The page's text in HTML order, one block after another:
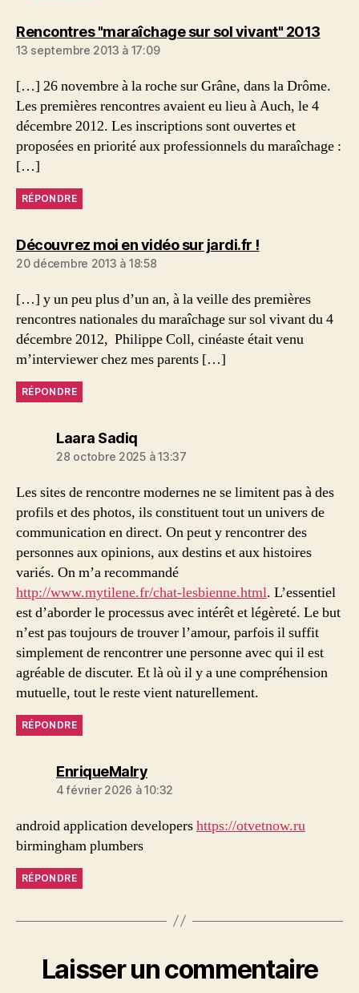
Rencontres "maraîchage sur sol vivant" 2013dit :
13 septembre 2013 à 17:09
[…] 26 novembre à la roche sur Grâne, dans la Drôme.
Les premières rencontres avaient eu lieu à Auch, le 4
décembre 2012. Les inscriptions sont ouvertes et
proposées en priorité aux professionnels du maraîchage :
[…]
RÉPONDRE
Découvrez moi en vidéo sur jardi.fr !dit :
20 décembre 2013 à 18:58
[…] y un peu plus d’un an, à la veille des premières
rencontres nationales du maraîchage sur sol vivant du 4
décembre 2012, Philippe Coll, cinéaste était venu
m’interviewer chez mes parents […]
RÉPONDRE
Laara Sadiqdit :
28 octobre 2025 à 13:37
Les sites de rencontre modernes ne se limitent pas à des
profils et des photos, ils constituent tout un univers de
communication en direct. On peut y rencontrer des
personnes aux opinions, aux destins et aux histoires
variés. On m’a recommandé
http://www.mytilene.fr/chat-lesbienne.html. L’essentiel
est d’aborder le processus avec intérêt et légèreté. Le but
n’est pas toujours de trouver l’amour, parfois il suffit
simplement de rencontrer une personne avec qui il est
agréable de discuter. Et là où il y a une compréhension
mutuelle, tout le reste vient naturellement.
RÉPONDRE
EnriqueMalrydit :
4 février 2026 à 10:32
android application developershttps://otvetnow.ru
birmingham plumbers
RÉPONDRE
Laisser un commentaire